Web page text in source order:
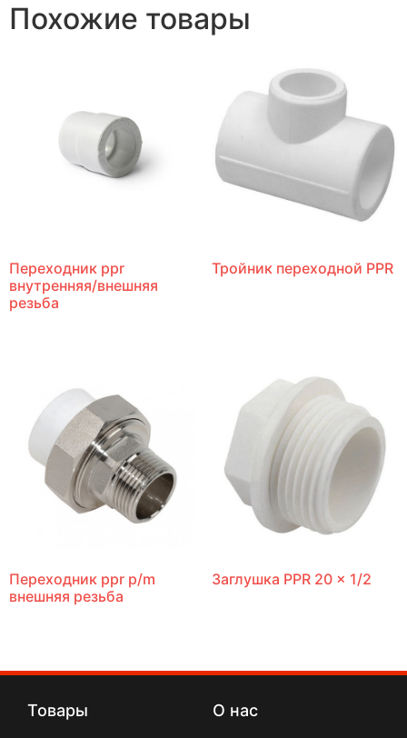
Похожие товары
Переходник ppr
внутренняя/внешняя
резьба
Тройник переходной PPR
Переходник ppr p/m
внешняя резьба
Заглушка PPR 20 x 1/2
Товары О нас